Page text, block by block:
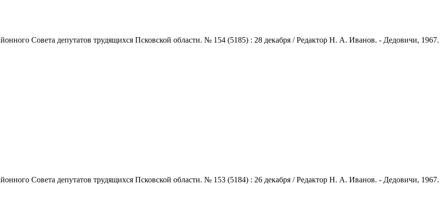
Совета депутатов трудящихся Псковской области. № 154 (5185) : 28 декабря / Редактор Н. А. Иванов. - Дедовичи, 1967.
Совета депутатов трудящихся Псковской области. № 153 (5184) : 26 декабря / Редактор Н. А. Иванов. - Дедовичи, 1967.